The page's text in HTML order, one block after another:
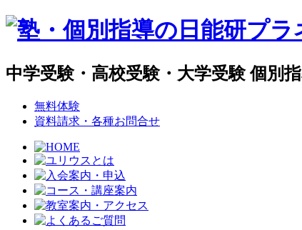
中学受験・高校受験・大学受験 個別
無料体験
資料請求・各種お問合せ